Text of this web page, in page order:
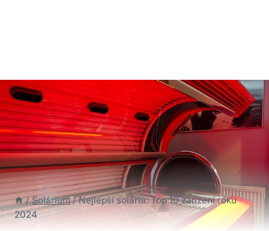
/ Solárium / Nejlepší solária: Top 10 zařízení roku
2024